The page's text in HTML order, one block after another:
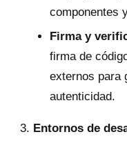
componentes
Firma y
firma de
externos para
autenticidad.
Entornos de